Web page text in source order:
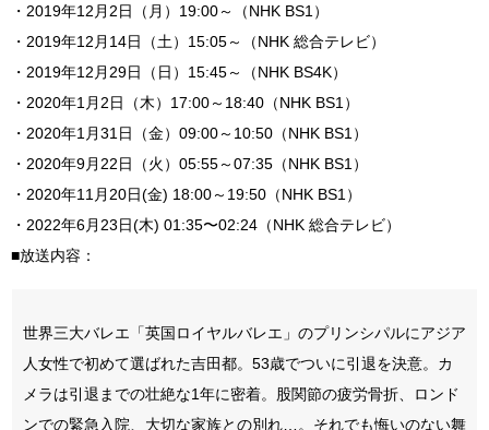
・2019年12月2日（月）19:00～（NHK BS1）
・2019年12月14日（土）15:05～（NHK 総合テレビ）
・2019年12月29日（日）15:45～（NHK BS4K）
・2020年1月2日（木）17:00～18:40（NHK BS1）
・2020年1月31日（金）09:00～10:50（NHK BS1）
・2020年9月22日（火）05:55～07:35（NHK BS1）
・2020年11月20日(金) 18:00～19:50（NHK BS1）
・ 2022年6月23日(木) 01:35〜02:24（NHK 総合テレビ）
■放送内容：
世界三大バレエ「英国ロイヤルバレエ」のプリンシパルにアジア
人女性で初めて選ばれた吉田都。53歳でついに引退を決意。カ
メラは引退までの壮絶な1年に密着。股関節の疲労骨折、ロンド
ンでの緊急入院、大切な家族との別れ…。それでも悔いのない舞